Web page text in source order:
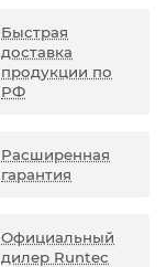
Быстрая
доставка
продукции по
РФ
Расширенная
гарантия
Официальный
дилер Runtec